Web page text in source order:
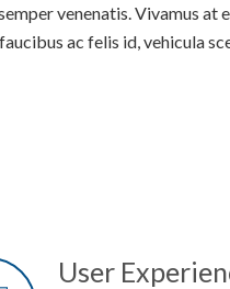
venenatis. Vivamus at
ac felis id, vehicula
User